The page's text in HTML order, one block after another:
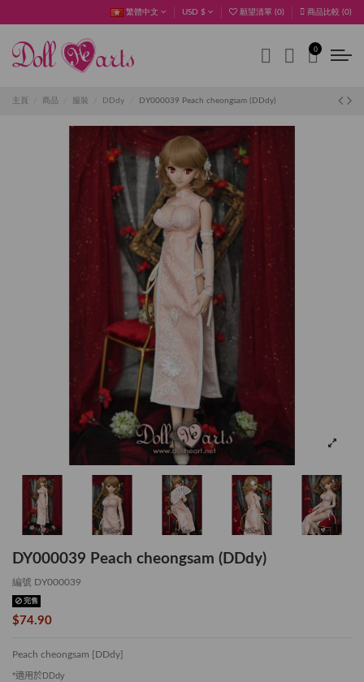
繁體中文 USD $ 願望清單 (0) 商品比較 (0)
0
主頁 商品 服裝 DDdy DY000039 Peach cheongsam (DDdy)
DY000039 Peach cheongsam (DDdy)
編號 DY000039
完售
$74.90
Peach cheongsam [DDdy]
*適用於DDdy